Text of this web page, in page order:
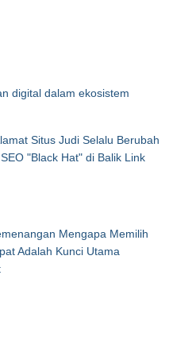
digital dalam ekosistem
Situs Judi Selalu Berubah
"Black Hat" di Balik Link
Mengapa Memilih
Adalah Kunci Utama